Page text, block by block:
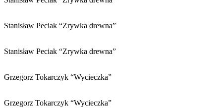
Stanisław Peciak “Zrywka drewna”
Stanisław Peciak “Zrywka drewna”
Grzegorz Tokarczyk “Wycieczka”
Grzegorz Tokarczyk “Wycieczka”